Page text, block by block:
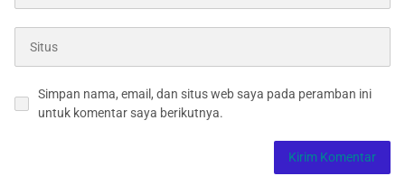
Simpan nama, email, dan situs web saya pada peramban ini
untuk komentar saya berikutnya.